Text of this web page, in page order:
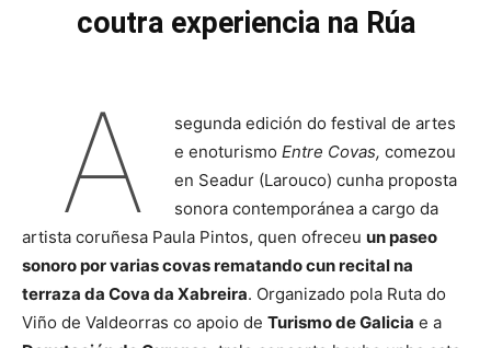
coutra experiencia na Rúa
A
segunda edición do festival de artes
e enoturismo Entre Covas, comezou
en Seadur (Larouco) cunha proposta
sonora contemporánea a cargo da
artista coruñesa Paula Pintos, quen ofreceu un paseo
sonoro por varias covas rematando cun recital na
terraza da Cova da Xabreira. Organizado pola Ruta do
Viño de Valdeorras co apoio de Turismo de Galicia e a